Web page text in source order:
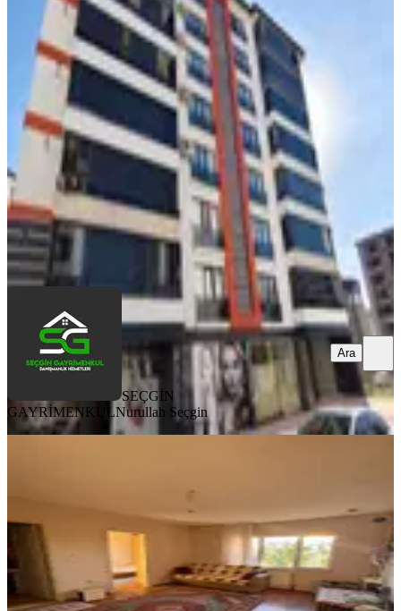
Elazığ Çaydaçıra Mahallesi'nde
Hazar 7 De Satılık Ferah 4+1 Ara Kat
Daire
Merkez, Çaydaçıra Mahallesi
225 m² ·2. Kat ·08.08.2026
7.200.000 ₺
SEÇGİN GAYRİMENKUL Nurullah Seçgin
Ara
SEÇGİN
GAYRİMENKULNurullah Seçgin
Ara
Merkez, Çaydaçıra Mahallesi
1+1
· Düz Giriş (Zemin)·07.08.2026
980.000 ₺